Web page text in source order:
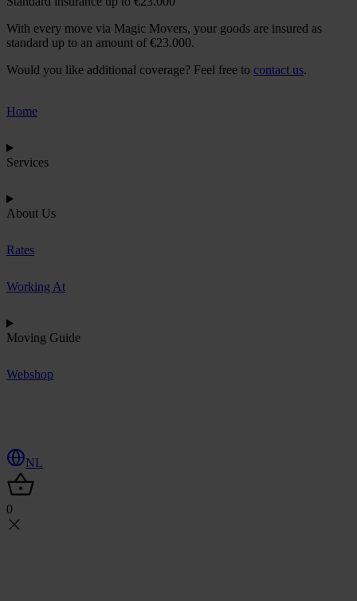
With every move via Magic Movers, your goods are insured as
standard up to an amount of €23.000.
Would you like additional coverage? Feel free to contact us.
Home
Services
About Us
Rates
Working At
Moving Guide
Webshop
NL
0